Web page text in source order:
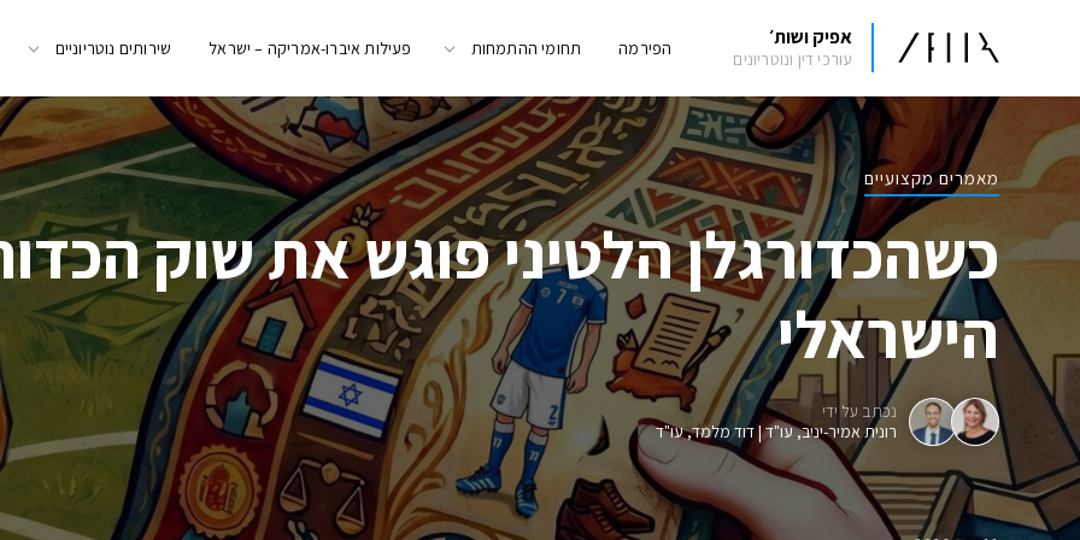
אפיק ושות׳
עורכי דין ונוטריונים הפירמה תחומי ההתמחות פעילות איברו-אמריקה – ישראל שירותים נוטריוניים
מאמרים מקצועיים
כשהכדורגלן הלטיני פוגש את שוק
הישראלי
נכתב על ידי
רונית אמיר-יניב, עו"ד|דוד מלמד, עו"ד